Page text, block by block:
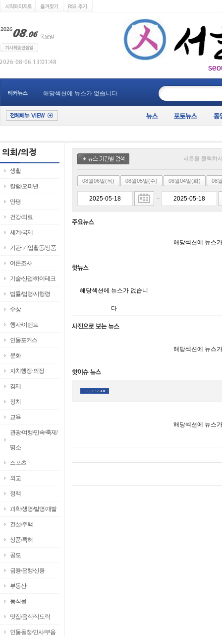
티커뉴스 해당섹션에 뉴스가 없습니다
생활
칼럼/오피년
만평
건강/의료
세계/국제
기관·기업활동/상품
여론조사
기술/산업/하이테크
법률/법령/시행령
수상
행사/이벤트
인물포커스
문화
자치행정·의정
경제
정치
교육
관광/여행/민속/축제/
명소
스포츠
외교
정책
과학/생명/발명/개발
건설/주택
상품/특허
공모
금융/은행/신용
부동산
동식물
맛집/음식/식도락
인물동정/인사/부음
버튼을 클릭하
08월06일(목) 08월05일(수) 08월04일(화) 08
~
해당섹션에 뉴스
해당섹션에 뉴스가 없습니
다
해당섹션에 뉴스
해당섹션에 뉴스